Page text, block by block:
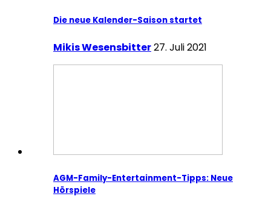
Die neue Kalender-Saison startet
Mikis Wesensbitter27. Juli 2021
AGM-Family-Entertainment-Tipps: Neue
Hörspiele